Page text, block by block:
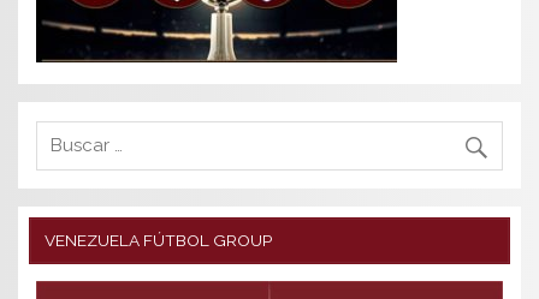
VENEZUELA FÚTBOL GROUP